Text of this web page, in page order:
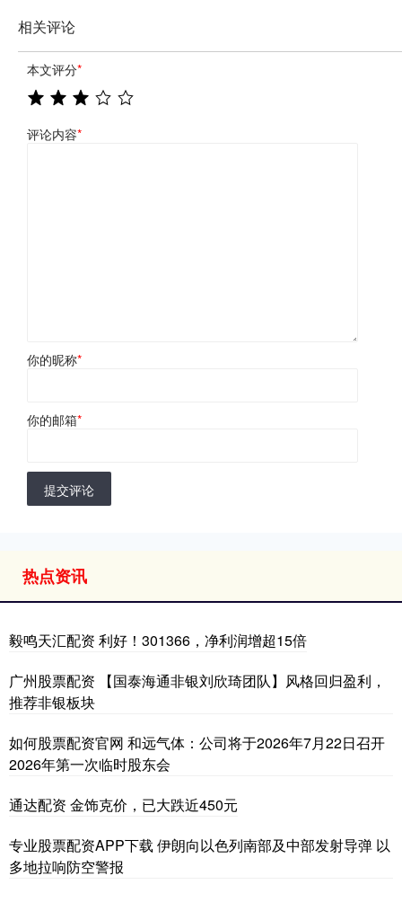
相关评论
本文评分*
评论内容*
你的昵称*
你的邮箱*
提交评论
热点资讯
毅鸣天汇配资 利好！301366，净利润增超15倍
广州股票配资 【国泰海通非银刘欣琦团队】风格回归盈利，
推荐非银板块
如何股票配资官网 和远气体：公司将于2026年7月22日召开
2026年第一次临时股东会
通达配资 金饰克价，已大跌近450元
专业股票配资APP下载 伊朗向以色列南部及中部发射导弹 以
多地拉响防空警报